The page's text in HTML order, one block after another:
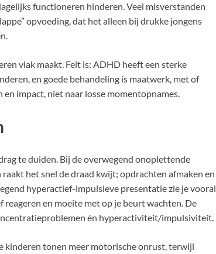
functioneren hinderen. Veel misverstanden
opvoeding, dat het alleen bij drukke jongens
vlak maakt. Feit is: ADHD heeft een sterke
en goede behandeling is maatwerk, met of
impact, niet naar losse momentopnames.
te duiden. Bij de overwegend onoplettende
het snel de draad kwijt; opdrachten afmaken en
hyperactief-impulsieve presentatie zie je vooral
en moeite met op je beurt wachten. De
én hyperactiviteit/impulsiviteit.
kinderen tonen meer motorische onrust, terwijl